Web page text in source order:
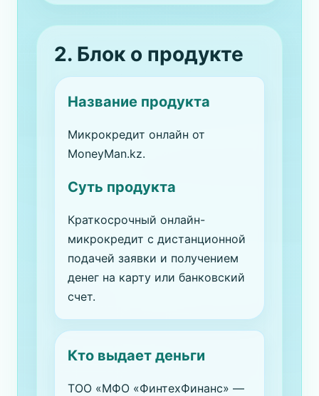
2. Блок о продукте
Название продукта
Микрокредит онлайн от
MoneyMan.kz.
Суть продукта
Краткосрочный онлайн-
микрокредит с дистанционной
подачей заявки и получением
денег на карту или банковский
счет.
Кто выдает деньги
ТОО «МФО «ФинтехФинанс» —